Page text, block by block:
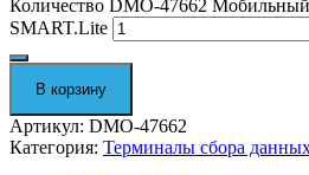
Количество DMO-47662
SMART.Lite
В корзину
Артикул: DMO-47662
Категория: Терминалы сбора